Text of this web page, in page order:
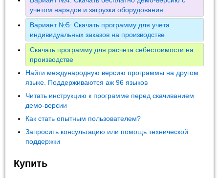
учетом нарядов и загрузки оборудования
Вариант №5: Скачать программу для учета
индивидуальных заказов на производстве
Скачать программу для расчета себестоимости на
производстве
Найти международную версию программы на другом
языке. Поддерживаются аж 96 языков
Читать инструкцию к программе перед скачиванием
демо-версии
Как стать опытным пользователем?
Запросить консультацию или помощь технической
поддержки
Купить